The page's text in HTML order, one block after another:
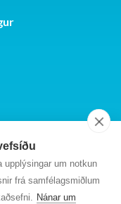
upplýsingar um notkun
frá samfélagsmiðlum
Nánar um